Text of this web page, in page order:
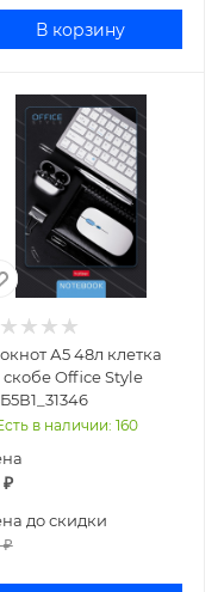
В корзину
А5 48л клетка
скобе Office Style
в наличии: 160
до скидки
₽